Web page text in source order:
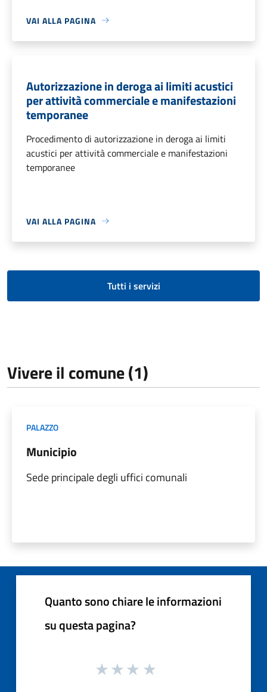
VAI ALLA PAGINA
Autorizzazione in deroga ai limiti acustici
per attività commerciale e manifestazioni
temporanee
Procedimento di autorizzazione in deroga ai limiti
acustici per attività commerciale e manifestazioni
temporanee
VAI ALLA PAGINA
Tutti i servizi
Vivere il comune (1)
PALAZZO
Municipio
Sede principale degli uffici comunali
Quanto sono chiare le informazioni
su questa pagina?